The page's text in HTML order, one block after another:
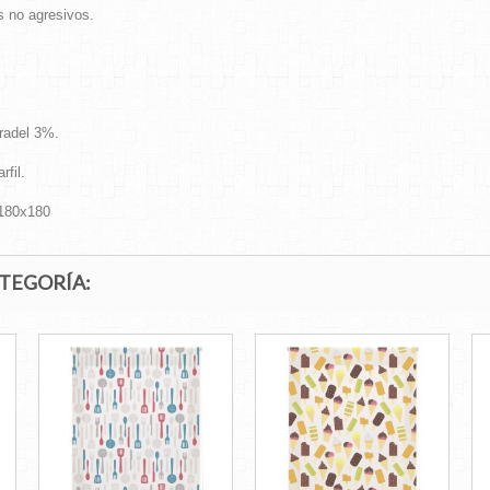
no agresivos.
3%.